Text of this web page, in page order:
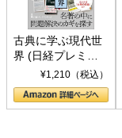
古典に学ぶ現代世
界 (日経プレミア
シリーズ)¥1,210（税込）